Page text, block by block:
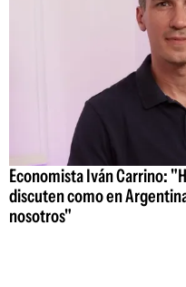
Economista Iván Carrino:
discuten como en
nosotros"